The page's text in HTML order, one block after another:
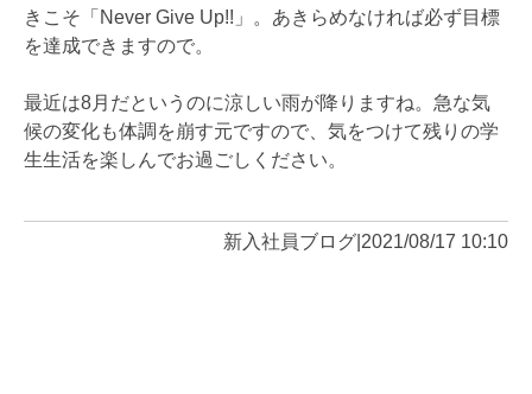
きこそ「Never Give Up!!」。あきらめなければ必ず目標
を達成できますので。
最近は8月だというのに涼しい雨が降りますね。急な気
候の変化も体調を崩す元ですので、気をつけて残りの学
生生活を楽しんでお過ごしください。
新入社員ブログ 2021/08/17 10:10